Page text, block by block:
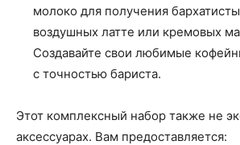
молоко для получения
воздушных латте или кремовых
Создавайте свои любимые
с точностью бариста.
Этот комплексный набор также не
аксессуарах. Вам предоставляется: